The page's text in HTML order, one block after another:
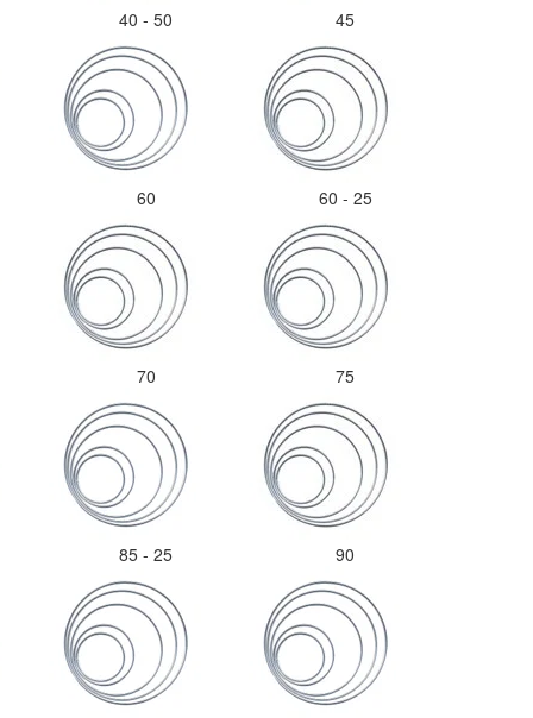
40 - 50 45
60 60 - 25
70 75
85 - 25 90